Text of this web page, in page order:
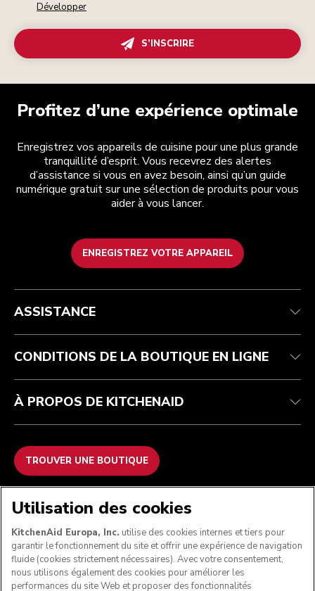
Développer
S’INSCRIRE
Profitez d’une expérience optimale
Enregistrez vos appareils de cuisine pour une plus grande
tranquillité d’esprit. Vous recevrez des alertes
d’assistance si vous en avez besoin, ainsi qu’un guide
numérique gratuit sur une sélection de produits pour vous
aider à vous lancer.
ENREGISTREZ VOTRE APPAREIL
Health Check
Suivez votre commande
Garantie et documents
Recupel
Conditions générales de vente
Retours et remboursements
Imprint
ODR
La marque
Trouver une boutique
ASSISTANCE
CONDITIONS DE LA BOUTIQUE EN LIGNE
À PROPOS DE KITCHENAID
TROUVER UNE BOUTIQUE
NOUS ACCEPTONS
SUIVEZ-NOUS
Utilisation des cookies
KitchenAid Europa, Inc. utilise des cookies internes et tiers pour
garantir le fonctionnement du site et offrir une expérience de navigation
fluide (cookies strictement nécessaires). Avec votre consentement,
nous utilisons également des cookies pour améliorer les
performances du site Web et proposer des fonctionnalités